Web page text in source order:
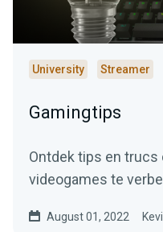
University Streamer
Gamingtips
Ontdek tips en trucs
videogames te
August 01, 2022